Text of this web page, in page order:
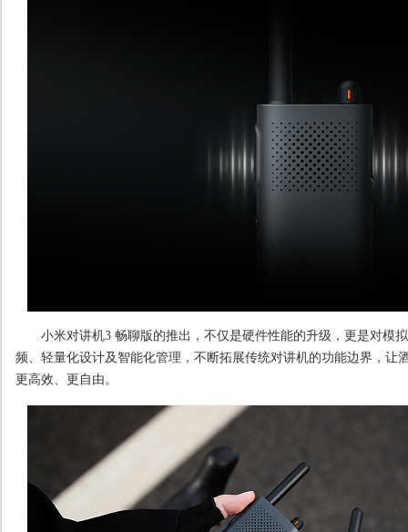
小米对讲机3 畅聊版的推出，不仅是硬件性能的升级，更是对模
频、轻量化设计及智能化管理，不断拓展传统对讲机的功能边界，让
更高效、更自由。